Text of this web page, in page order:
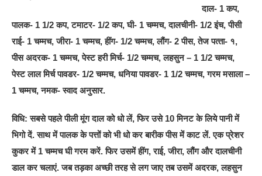
दाल- 1 कप,
पालक- 1 1/2 कप, टमाटर- 1/2 कप, घी- 1 चम्मच, दालचीनी- 1/2 इंच, पीसी
राई- 1 चम्मच, जीरा- 1 चम्मच, हींग- 1/2 चम्मच, लौंग- 2 पीस, तेज पत्‍ता- १,
पीस अदरक- 1 चम्मच, पेस्‍ट हरी मिर्च- 1/2 चम्मच, लहसुन – 1 1/2 चम्मच,
पेस्‍ट लाल मिर्च पावडर- 1/2 चम्मच, धनिया पावडर- 1 1/2 चम्मच, गरम मसाला –
1 चम्मच, नमक- स्वाद अनुसार.
विधि: सबसे पहले पीली मूंग दाल को धो लें, फिर उसे 10 मिनट के लिये पानी में
भिगो दें. साथ में पालक के पत्तों को भी धो कर बारीक पीस में काट लें. एक प्रेशर
कुकर में 1 चम्मच घी गरम करें. फिर उसमें हींग, राई, जीरा, लौंग और दालचीनी
डाल कर चलाएं. जब तड़का अच्छी तरह से लग जाए तब उसमें अदरक, लहसुन